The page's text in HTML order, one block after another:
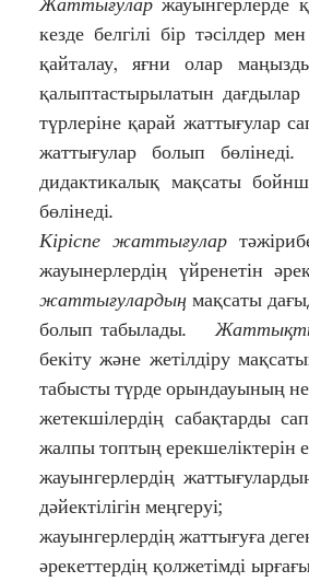
кезде белгілі бір тәсілдер
қайталау, яғни олар
қалыптастырылатын
түрлеріне қарай жаттығулар
жаттығулар болып
дидактикалық мақсаты
бөлінеді.
Кіріспе жаттығулар
жауынерлердің үйренетін
жаттығулардың мақсаты
болып табылады.
бекіту және жетілдіру
табысты түрде орындауының
жетекшілердің сабақтарды
жалпы топтың ерекшеліктерін
жауынгерлердің
дәйектілігін меңгеруі;
жауынгерлердің жаттығуға
әрекеттердің қолжетімді